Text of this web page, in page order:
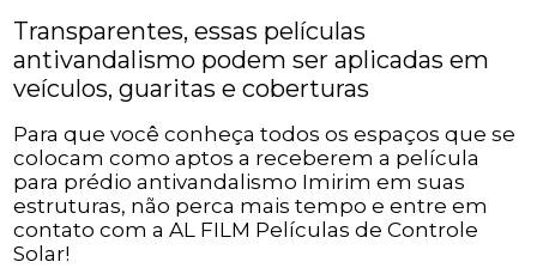
Transparentes, essas películas
antivandalismo podem ser aplicadas em
veículos, guaritas e coberturas
Para que você conheça todos os espaços que se
colocam como aptos a receberem a película
para prédio antivandalismo Imirim em suas
estruturas, não perca mais tempo e entre em
contato com a AL FILM Películas de Controle
Solar!